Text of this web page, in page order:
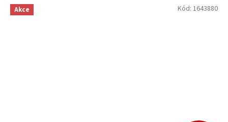
Akce Kód: 1643880